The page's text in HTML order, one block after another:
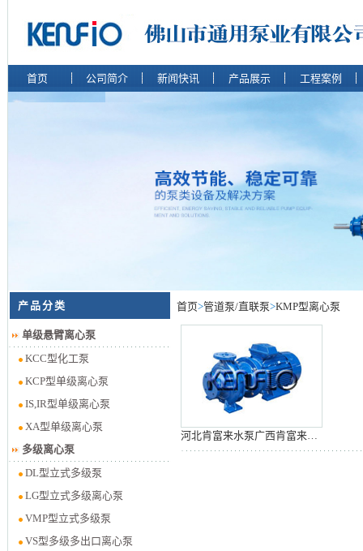
首页 公司简介 新闻快讯 产品展示 工程案例
产品分类
单级悬臂离心泵
KCC型化工泵
KCP型单级离心泵
IS,IR型单级离心泵
XA型单级离心泵
多级离心泵
DL型立式多级泵
LG型立式多级离心泵
VMP型立式多级泵
VS型多级多出口离心泵
首页>管道泵/直联泵>KMP型离心泵
河北肯富来水泵广西肯富来水泵KMP型离心泵